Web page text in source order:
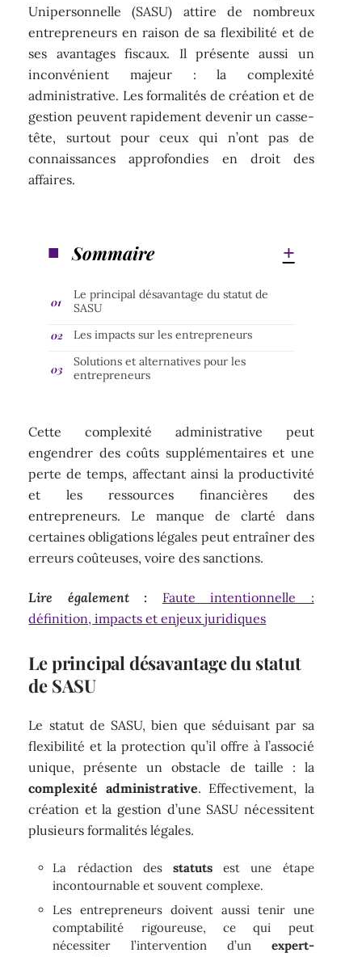
Unipersonnelle (SASU) attire de nombreux
entrepreneurs en raison de sa flexibilité et de
ses avantages fiscaux. Il présente aussi un
inconvénient majeur : la complexité
administrative. Les formalités de création et de
gestion peuvent rapidement devenir un casse-
tête, surtout pour ceux qui n’ont pas de
connaissances approfondies en droit des
affaires.
Sommaire
Le principal désavantage du statut de
SASU
Les impacts sur les entrepreneurs
Solutions et alternatives pour les
entrepreneurs
Cette complexité administrative peut
engendrer des coûts supplémentaires et une
perte de temps, affectant ainsi la productivité
et les ressources financières des
entrepreneurs. Le manque de clarté dans
certaines obligations légales peut entraîner des
erreurs coûteuses, voire des sanctions.
Lire également :
Faute intentionnelle :
définition, impacts et enjeux juridiques
Le principal désavantage du statut
de SASU
Le statut de SASU, bien que séduisant par sa
flexibilité et la protection qu’il offre à l’associé
unique, présente un obstacle de taille : la
complexité administrative. Effectivement, la
création et la gestion d’une SASU nécessitent
plusieurs formalités légales.
La rédaction des statuts est une étape
incontournable et souvent complexe.
Les entrepreneurs doivent aussi tenir une
comptabilité rigoureuse, ce qui peut
nécessiter l’intervention d’un expert-